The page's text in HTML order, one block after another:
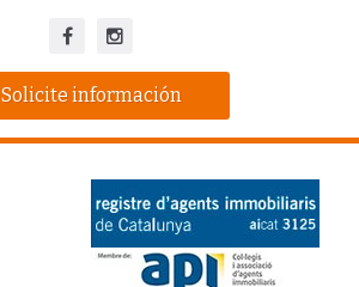
Solicite información